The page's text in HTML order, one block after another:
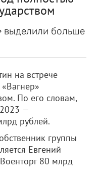
выделили больше
на встрече
По его словам,
—
рублей.
группы
Евгений
80 млрд